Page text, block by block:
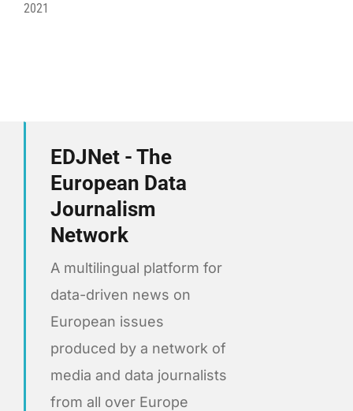
2021
EDJNet - The
European Data
Journalism
Network
A multilingual platform for
data-driven news on
European issues
produced by a network of
media and data journalists
from all over Europe